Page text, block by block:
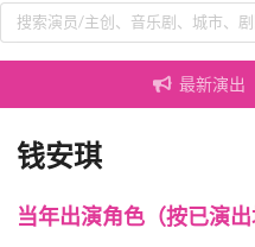
最新演出
钱安琪
当年出演角色（按已演出